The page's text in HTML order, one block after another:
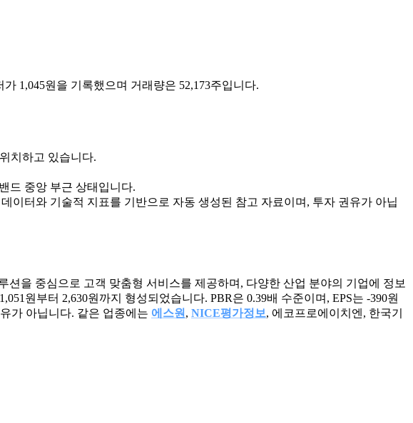
1,045원을 기록했으며 거래량은 52,173주입니다.
치하고 있습니다.
드 중앙 부근 상태입니다.
이터와 기술적 지표를 기반으로 자동 생성된 참고 자료이며, 투자 권유가 아닙
을 중심으로 고객 맞춤형 서비스를 제공하며, 다양한 산업 분야의 기업에 정보
원부터 2,630원까지 형성되었습니다. PBR은 0.39배 수준이며, EPS는 -390원
가 아닙니다. 같은 업종에는 에스원 , NICE평가정보, 에코프로에이치엔, 한국기